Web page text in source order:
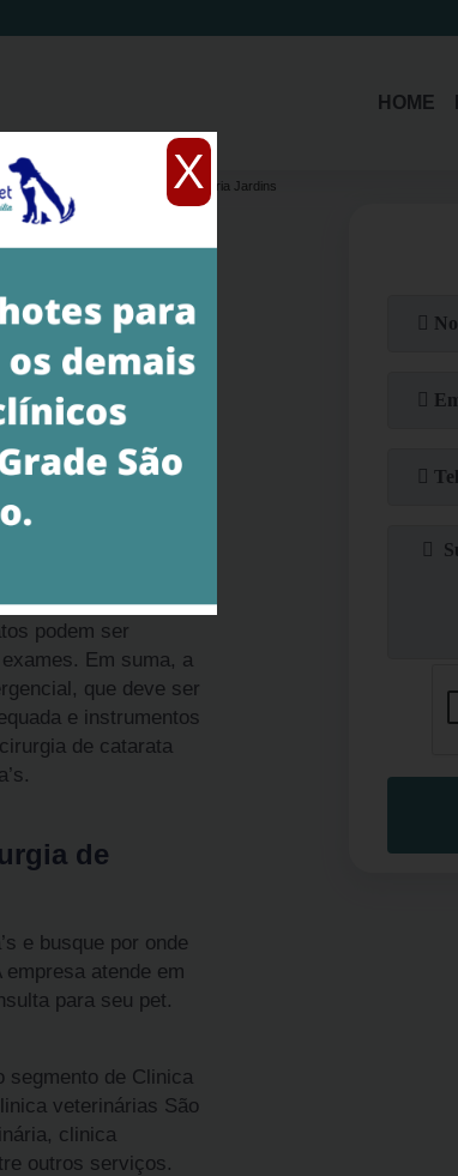
X
HOME
faz cirurgia de emergência veterinária Jardins
tem como
promovendo mais
podem ser
Em suma, a
que deve ser
e instrumentos
de catarata
de
e busque por onde
atende em
para seu pet.
segmento de Clinica
veterinárias São
clinica
outros serviços.